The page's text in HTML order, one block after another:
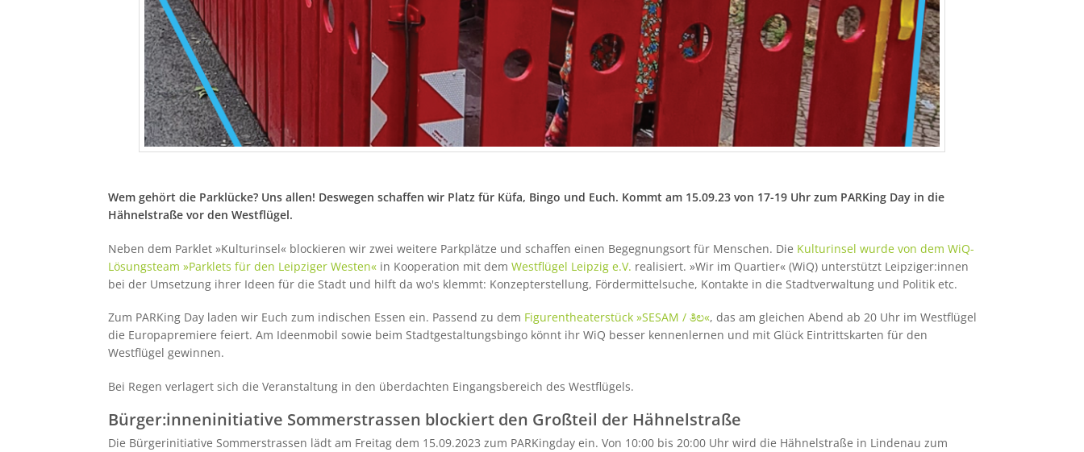
Wem gehört die Parklücke? Uns allen! Deswegen schaffen wir Platz für Küfa, Bingo und Euch. Kommt am 15.09.23 von 17-19 Uhr zum PARKing Day in die
Hähnelstraße vor den Westflügel.
Neben dem Parklet »Kulturinsel« blockieren wir zwei weitere Parkplätze und schaffen einen Begegnungsort für Menschen. Die Kulturinsel wurde von dem WiQ-
Lösungsteam »Parklets für den Leipziger Westen«in Kooperation mit dem Westflügel Leipzig e.V. realisiert. »Wir im Quartier« (WiQ) unterstützt Leipziger:innen
bei der Umsetzung ihrer Ideen für die Stadt und hilft da wo's klemmt: Konzepterstellung, Fördermittelsuche, Kontakte in die Stadtverwaltung und Politik etc.
Zum PARKing Day laden wir Euch zum indischen Essen ein. Passend zu dem Figurentheaterstück »SESAM / ತಿಲ«, das am gleichen Abend ab 20 Uhr im Westflügel
die Europapremiere feiert. Am Ideenmobil sowie beim Stadtgestaltungsbingo könnt ihr WiQ besser kennenlernen und mit Glück Eintrittskarten für den
Westflügel gewinnen.
Bei Regen verlagert sich die Veranstaltung in den überdachten Eingangsbereich des Westflügels.
Bürger:inneninitiative Sommerstrassen blockiert den Großteil der Hähnelstraße
Die Bürgerinitiative Sommerstrassen lädt am Freitag dem 15.09.2023 zum PARKingday ein. Von 10:00 bis 20:00 Uhr wird die Hähnelstraße in Lindenau zum